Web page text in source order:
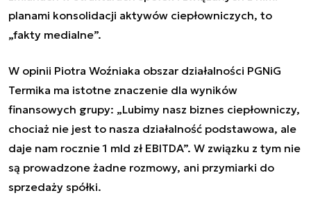
planami konsolidacji aktywów ciepłowniczych, to
„fakty medialne”.
W opinii Piotra Woźniaka obszar działalności PGNiG
Termika ma istotne znaczenie dla wyników
finansowych grupy: „Lubimy nasz biznes ciepłowniczy,
chociaż nie jest to nasza działalność podstawowa, ale
daje nam rocznie 1 mld zł EBITDA”. W związku z tym nie
są prowadzone żadne rozmowy, ani przymiarki do
sprzedaży spółki.